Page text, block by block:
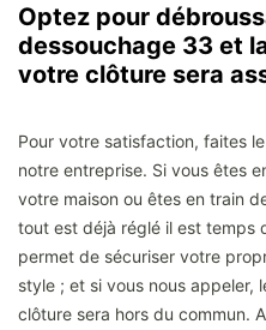
Optez pour
dessouchage 33 et
votre clôture sera
Pour votre satisfaction, faites
notre entreprise. Si vous êtes
votre maison ou êtes en train
tout est déjà réglé il est temps
permet de sécuriser votre
style ; et si vous nous appeler,
clôture sera hors du commun.